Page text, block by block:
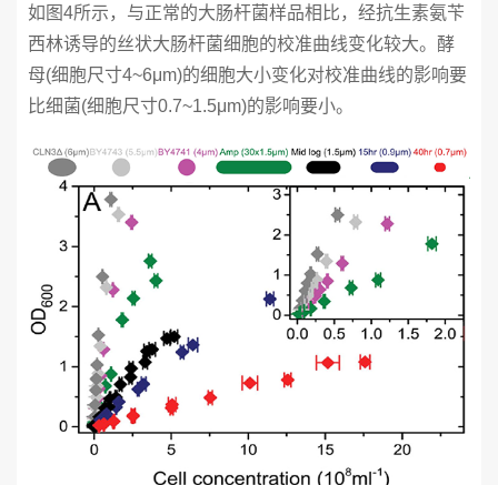
如图4所示，与正常的大肠杆菌样品相比，经抗生素氨苄
西林诱导的丝状大肠杆菌细胞的校准曲线变化较大。酵
母(细胞尺寸4~6μm)的细胞大小变化对校准曲线的影响要
比细菌(细胞尺寸0.7~1.5μm)的影响要小。